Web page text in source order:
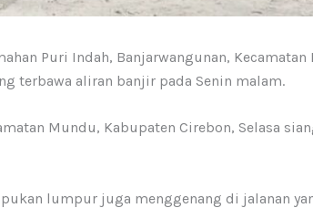
Puri Indah, Banjarwangunan, Kecamatan
terbawa aliran banjir pada Senin malam.
Mundu, Kabupaten Cirebon, Selasa
lumpur juga menggenang di jalanan